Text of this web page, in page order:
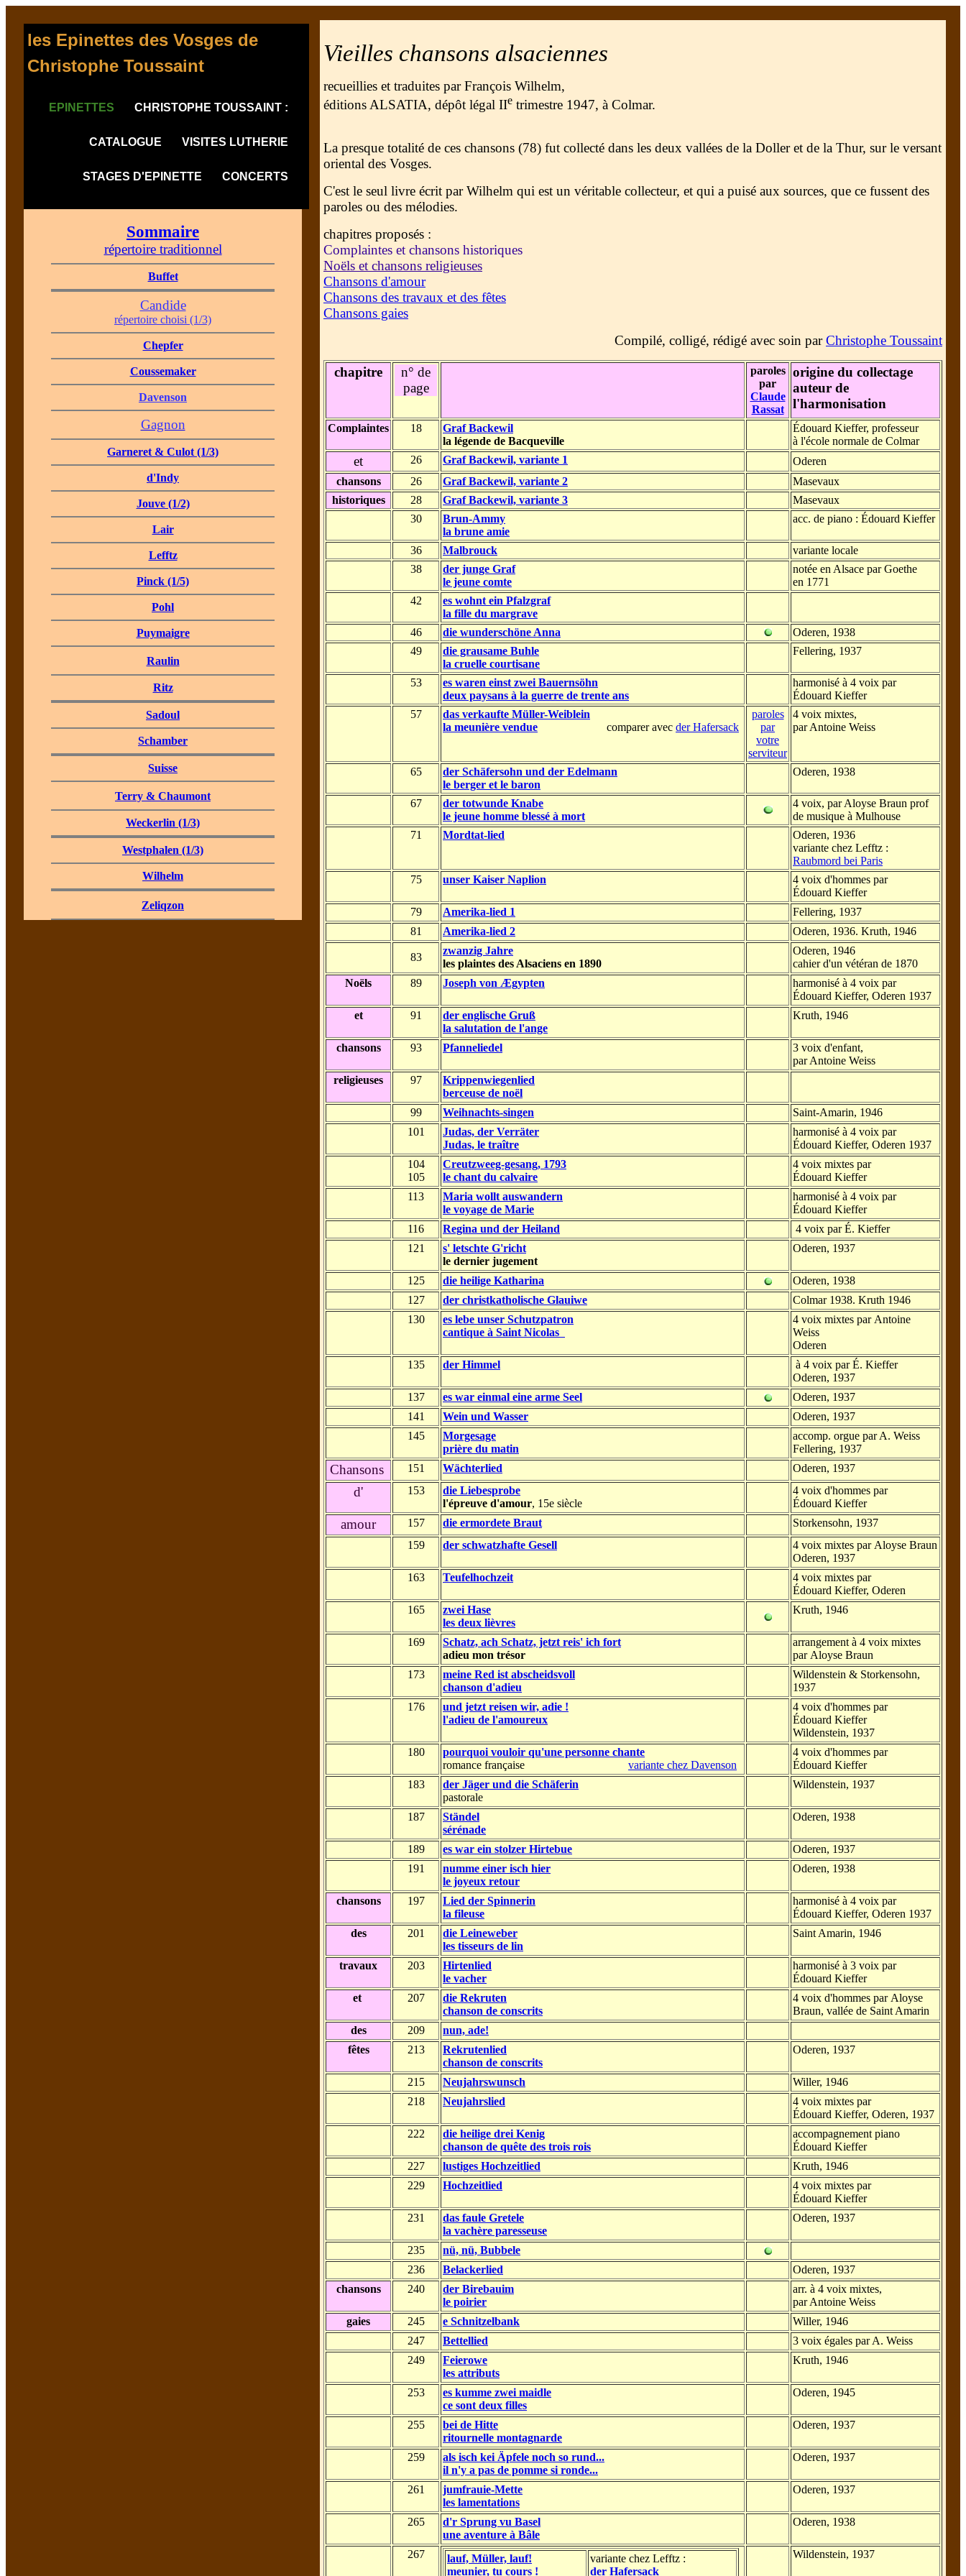
les Epinettes des Vosges de
Christophe Toussaint
EPINETTES CHRISTOPHE TOUSSAINT :
CATALOGUE VISITES LUTHERIE
STAGES D'EPINETTE CONCERTS
Sommaire
répertoire traditionnel
Buffet
Candide
répertoire choisi (1/3)
Chepfer
Coussemaker
Davenson
Gagnon
Garneret & Culot (1/3)
d'Indy
Jouve (1/2)
Lair
Lefftz
Pinck (1/5)
Pohl
Puymaigre
Raulin
Ritz
Sadoul
Schamber
Suisse
Terry & Chaumont
Weckerlin (1/3)
Westphalen (1/3)
Wilhelm
Zeliqzon
Vieilles chansons alsaciennes
recueillies et traduites par François Wilhelm,
éditions ALSATIA, dépôt légal IIe trimestre 1947, à Colmar.
La presque totalité de ces chansons (78) fut collecté dans les deux vallées de la Doller et de la Thur, sur le versant
oriental des Vosges.
C'est le seul livre écrit par Wilhelm qui est un véritable collecteur, et qui a puisé aux sources, que ce fussent des
paroles ou des mélodies.
chapitres proposés :
Complaintes et chansons historiques
Noëls et chansons religieuses
Chansons d'amour
Chansons des travaux et des fêtes
Chansons gaies
Compilé, colligé, rédigé avec soin parChristophe Toussaint
chapitre
n° de
page
paroles
par
Claude
Rassat
origine du collectage
auteur de
l'harmonisation
Complaintes 18
Graf Backewil
la légende de Bacqueville
Édouard Kieffer, professeur
à l'école normale de Colmar
et 26 Graf Backewil, variante 1
Oderen
chansons
26 Graf Backewil, variante 2
Masevaux
historiques
28 Graf Backewil, variante 3
Masevaux
30
Brun-Ammy
la brune amie
acc. de piano : Édouard Kieffer
36 Malbrouck
variante locale
38
der junge Graf
le jeune comte
notée en Alsace par Goethe
en 1771
42
es wohnt ein Pfalzgraf
la fille du margrave
46
die wunderschöne Anna
Oderen, 1938
49
die grausame Buhle
la cruelle courtisane
Fellering, 1937
53
es waren einst zwei Bauernsöhn
deux paysans à la guerre de trente ans
harmonisé à 4 voix par
Édouard Kieffer
57
das verkaufte Müller-Weiblein
la meunière vendue
comparer avec der Hafersack
paroles
par
votre
serviteur
4 voix mixtes,
par Antoine Weiss
65
der Schäfersohn und der Edelmann
le berger et le baron
Oderen, 1938
67
der totwunde Knabe
le jeune homme blessé à mort
4 voix, par Aloyse Braun prof
de musique à Mulhouse
71
Mordtat-lied
Oderen, 1936
variante chez Lefftz :
Raubmord bei Paris
75
unser Kaiser Naplion
4 voix d'hommes par
Édouard Kieffer
79
Amerika-lied 1
Fellering, 1937
81
Amerika-lied 2 Oderen, 1936. Kruth, 1946
83
zwanzig Jahre
les plaintes des Alsaciens en 1890
Oderen, 1946
cahier d'un vétéran de 1870
Noëls
89 Joseph von Ægypten
harmonisé à 4 voix par
Édouard Kieffer, Oderen 1937
et
91
der englische Gruß
la salutation de l'ange
Kruth, 1946
chansons 93 Pfanneliedel
3 voix d'enfant,
par Antoine Weiss
religieuses
97
Krippenwiegenlied
berceuse de noël
99
Weihnachts-singen
Saint-Amarin, 1946
101
Judas, der Verräter
Judas, le traître
harmonisé à 4 voix par
Édouard Kieffer, Oderen 1937
104
105
Creutzweeg-gesang, 1793
le chant du calvaire
4 voix mixtes par
Édouard Kieffer
113
Maria wollt auswandern
le voyage de Marie
harmonisé à 4 voix par
Édouard Kieffer
116
Regina und der Heiland
4 voix par É. Kieffer
121
s' letschte G'richt
le dernier jugement
Oderen, 1937
125 die heilige Katharina
Oderen, 1938
127
der christkatholische Glauiwe
Colmar 1938. Kruth 1946
130
es lebe unser Schutzpatron
cantique à Saint Nicolas
4 voix mixtes par Antoine
Weiss
Oderen
135
der Himmel
à 4 voix par É. Kieffer
Oderen, 1937
137
es war einmal eine arme Seel
Oderen, 1937
141
Wein und Wasser
Oderen, 1937
145
Morgesage
prière du matin
accomp. orgue par A. Weiss
Fellering, 1937
Chansons 151 Wächterlied Oderen, 1937
d' 153
die Liebesprobe
l'épreuve d'amour, 15e siècle
4 voix d'hommes par
Édouard Kieffer
amour 157 die ermordete Braut
Storkensohn, 1937
159
der schwatzhafte Gesell
4 voix mixtes par Aloyse Braun
Oderen, 1937
163
Teufelhochzeit
4 voix mixtes par
Édouard Kieffer, Oderen
165
zwei Hase
les deux lièvres
Kruth, 1946
169
Schatz, ach Schatz, jetzt reis' ich fort
adieu mon trésor
arrangement à 4 voix mixtes
par Aloyse Braun
173
meine Red ist abscheidsvoll
chanson d'adieu
Wildenstein & Storkensohn,
1937
176
und jetzt reisen wir, adie !
l'adieu de l'amoureux
4 voix d'hommes par
Édouard Kieffer
Wildenstein, 1937
180
pourquoi vouloir qu'une personne chante
romance française variante chez Davenson
4 voix d'hommes par
Édouard Kieffer
183
der Jäger und die Schäferin
pastorale
Wildenstein, 1937
187
Ständel
sérénade
Oderen, 1938
189 es war ein stolzer Hirtebue
Oderen, 1937
191
numme einer isch hier
le joyeux retour
Oderen, 1938
chansons 197
Lied der Spinnerin
la fileuse
harmonisé à 4 voix par
Édouard Kieffer, Oderen 1937
des
201
die Leineweber
les tisseurs de lin
Saint Amarin, 1946
travaux 203
Hirtenlied
le vacher
harmonisé à 3 voix par
Édouard Kieffer
et
207
die Rekruten
chanson de conscrits
4 voix d'hommes par Aloyse
Braun, vallée de Saint Amarin
des
209
nun, ade!
fêtes
213
Rekrutenlied
chanson de conscrits
Oderen, 1937
215 Neujahrswunsch
Willer, 1946
218
Neujahrslied
4 voix mixtes par
Édouard Kieffer, Oderen, 1937
222
die heilige drei Kenig
chanson de quête des trois rois
accompagnement piano
Édouard Kieffer
227
lustiges Hochzeitlied
Kruth, 1946
229
Hochzeitlied
4 voix mixtes par
Édouard Kieffer
231
das faule Gretele
la vachère paresseuse
Oderen, 1937
235
nü, nü, Bubbele
236
Belackerlied
Oderen, 1937
chansons
240
der Birebauim
le poirier
arr. à 4 voix mixtes,
par Antoine Weiss
gaies
245 e Schnitzelbank
Willer, 1946
247
Bettellied
3 voix égales par A. Weiss
249
Feierowe
les attributs
Kruth, 1946
253
es kumme zwei maidle
ce sont deux filles
Oderen, 1945
255
bei de Hitte
ritournelle montagnarde
Oderen, 1937
259
als isch kei Äpfele noch so rund...
il n'y a pas de pomme si ronde...
Oderen, 1937
261
jumfrauie-Mette
les lamentations
Oderen, 1937
265
d'r Sprung vu Basel
une aventure à Bâle
Oderen, 1938
267
lauf, Müller, lauf!
meunier, tu cours !
variante chez Lefftz :
der Hafersack
Wildenstein, 1937